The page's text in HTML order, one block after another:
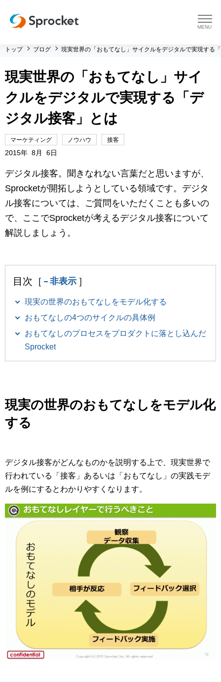
menu
プラットフォーム トップ
コンサルティング
コンサルティング トップ
運用支援 トップ
導入事例
よくある質問
会社情報 トップ
会社概要
採用情報
創業の想い
沿革
セミナー・イベント
マーケティングお役立ち資料
トップ ブログ 現実世界の「おもてなし」サイクルをデジタルで実現する
現実世界の「おもてなし」サイ
クルをデジタルで実現する「デ
ジタル接客」とは
マーケティング ノウハウ 接客
2015年 8月 6日
デジタル接客。聞きなれない言葉だと思いますが、
Sprocketが開拓しようとしている領域です。デジタ
ル接客については、ご質問をいただくことも多いの
で、ここでSprocketが考えるデジタル接客について
解説しましょう。
目次［ 非表示 ］
現実の世界のおもてなしをモデル化する
おもてなしの4つのサイクルの具体例
おもてなしのプロセスをプロダクトに落とし込んだ
Sprocket
現実の世界のおもてなしをモデル化
する
デジタル接客がどんなものかを説明する上で、現実世界で
行われている「接客」あるいは「おもてなし」の実践モデ
ルを例にするとわかりやすくなります。